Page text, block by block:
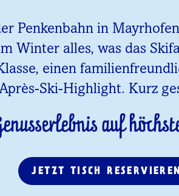
Penkenbahn in
Winter alles, was das
einen
Ski-Highlight. Kurz
auf
JETZT TISCH RESERVIEREN